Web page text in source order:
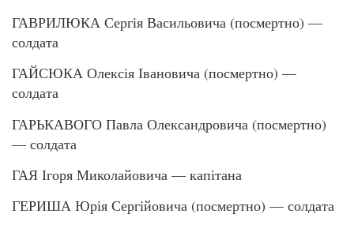
ГАВРИЛЮКА Сергія Васильовича (посмертно) —
солдата
ГАЙСЮКА Олексія Івановича (посмертно) —
солдата
ГАРЬКАВОГО Павла Олександровича (посмертно)
— солдата
ГАЯ Ігоря Миколайовича — капітана
ГЕРИША Юрія Сергійовича (посмертно) — солдата